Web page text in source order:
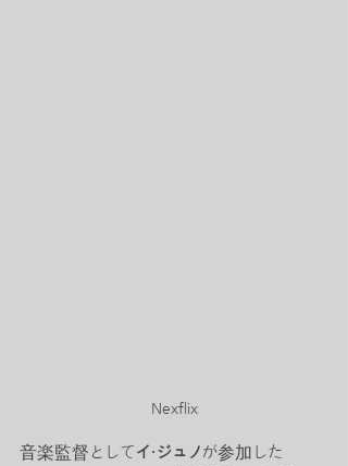
Nexflix
音楽監督としてイ・ジュノが参加した